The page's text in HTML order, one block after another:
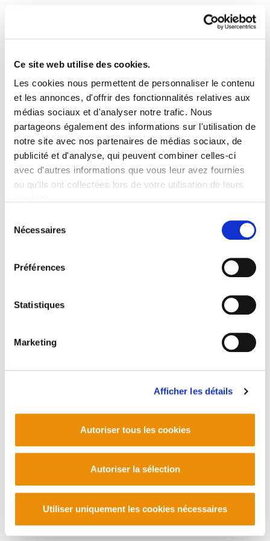
Ce site web utilise des cookies.
Les cookies nous permettent de personnaliser le contenu
et les annonces, d'offrir des fonctionnalités relatives aux
médias sociaux et d'analyser notre trafic. Nous
partageons également des informations sur l'utilisation de
notre site avec nos partenaires de médias sociaux, de
publicité et d'analyse, qui peuvent combiner celles-ci
avec d'autres informations que vous leur avez fournies
ou qu'ils ont collectées lors de votre utilisation de leurs
Nécessaires
Préférences
Statistiques
Marketing
Afficher les détails
Autoriser tous les cookies
Autoriser la sélection
Utiliser uniquement les cookies nécessaires
Enbata + Alda! 2204
Enbata - Alda 2204 (295).pdf4.5 MB
PLAN DU SITE ACCESSIBILITÉ CONTACT
Manu Robles-Arangiz Institutua Fundazioa
Corderliers karrika 20 - 64100 Baiona -
Contact